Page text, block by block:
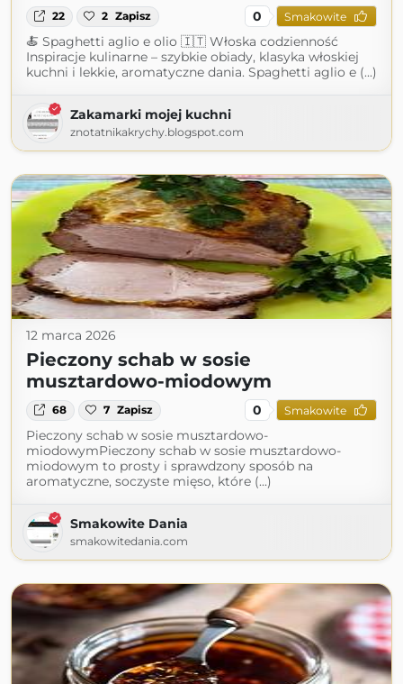
22 2 Zapisz 0 Smakowite
🍝 Spaghetti aglio e olio 🇮🇹 Włoska codzienność
Inspiracje kulinarne – szybkie obiady, klasyka włoskiej
kuchni i lekkie, aromatyczne dania. Spaghetti aglio e (...)
Zakamarki mojej kuchni
znotatnikakrychy.blogspot.com
12 marca 2026
Pieczony schab w sosie
musztardowo-miodowym
68 7 Zapisz 0 Smakowite
Pieczony schab w sosie musztardowo-
miodowymPieczony schab w sosie musztardowo-
miodowym to prosty i sprawdzony sposób na
aromatyczne, soczyste mięso, które (...)
Smakowite Dania
smakowitedania.com